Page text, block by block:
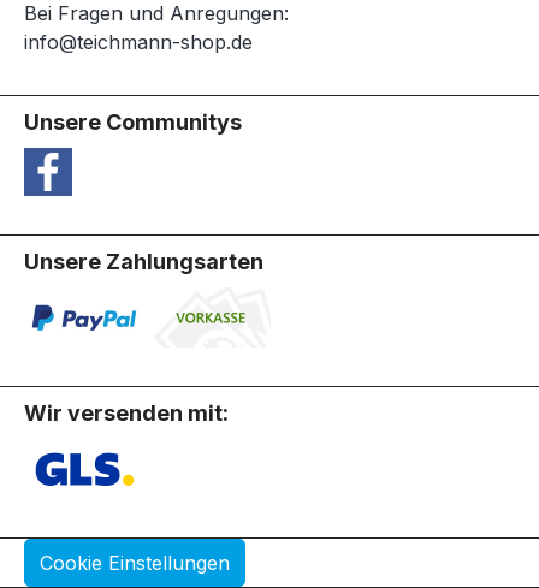
Bei Fragen und Anregungen:
info@teichmann-shop.de
Unsere Communitys
Unsere Zahlungsarten
Wir versenden mit:
Cookie Einstellungen